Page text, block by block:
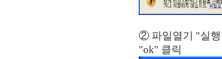
② 파일열
"ok" 클릭